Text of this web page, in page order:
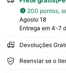
200 pontos,
Agosto 18
Entrega em 4-7
Devoluções